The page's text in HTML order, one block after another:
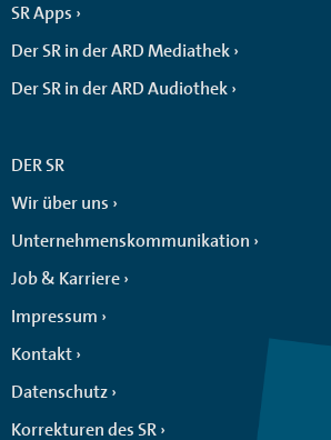
SR Apps
Der SR in der ARD Mediathek
Der SR in der ARD Audiothek
DER SR
Wir über uns
Unternehmenskommunikation
Job & Karriere
Impressum
Kontakt
Datenschutz
Korrekturen des SR